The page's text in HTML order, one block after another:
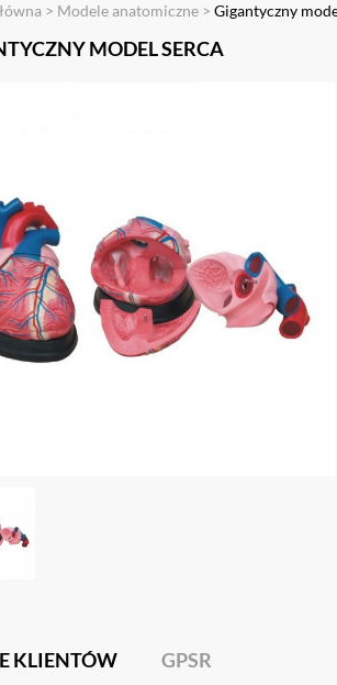
> Modele anatomiczne > Gigantyczny
MODEL SERCA
KLIENTÓW GPSR